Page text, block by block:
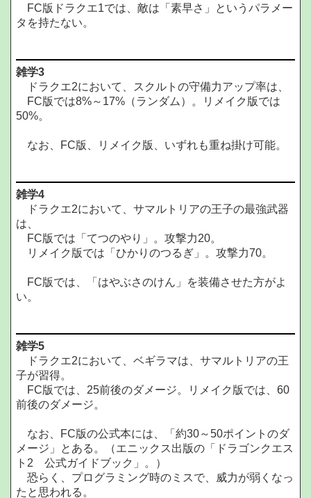
FC版ドラクエ1では、敵は「素早さ」というパラメー
タを持たない。
雑学3
ドラクエ2において、スクルトの守備力アップ率は、
FC版では8%～17%（ランダム）。リメイク版では
50%。
なお、FC版、リメイク版、いずれも重ね掛け可能。
雑学4
ドラクエ2において、サマルトリアの王子の最強武器
は、
FC版では「てつのやり」。攻撃力20。
リメイク版では「ひかりのつるぎ」。攻撃力70。
FC版では、「はやぶさのけん」を装備させた方がよ
い。
雑学5
ドラクエ2において、ベギラマは、サマルトリアの王
子が習得。
FC版では、25前後のダメージ。リメイク版では、60
前後のダメージ。
なお、FC版の公式本には、「約30～50ポイントのダ
メージ」とある。（エニックス出版の「ドラゴンクエス
ト2 公式ガイドブック」。）
恐らく、プログラミング時のミスで、威力が弱くなっ
たと思われる。